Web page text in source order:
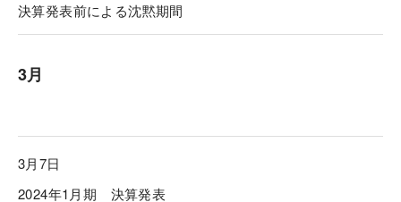
決算発表前による沈黙期間
3月
3月7日
2024年1月期 決算発表